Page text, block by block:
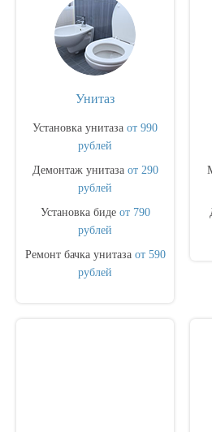
Унитаз
Установка унитаза от 990
рублей
Демонтаж унитаза от 290
рублей
Установка биде от 790
рублей
Ремонт бачка унитаза от 590
рублей